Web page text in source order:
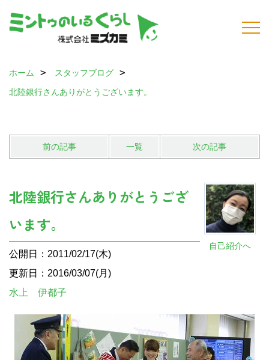
ホーム
スタッフブログ
北陸銀行さんありがとうございます。
前の記事 一覧 次の記事
自己紹介へ
北陸銀行さんありがとうござ
います。
公開日：2011/02/17(木)
更新日：2016/03/07(月)
水上 伊都子